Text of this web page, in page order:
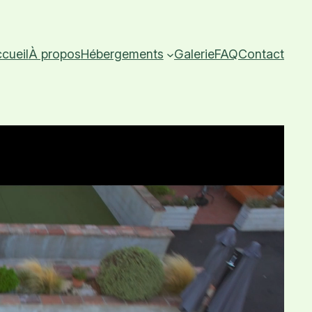
À proposHébergements GalerieFAQContact